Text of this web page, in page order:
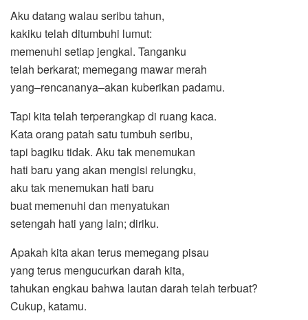
Aku datang walau seribu tahun,
kakiku telah ditumbuhi lumut:
memenuhi setiap jengkal. Tanganku
telah berkarat; memegang mawar merah
yang‒rencananya‒akan kuberikan padamu.
Tapi kita telah terperangkap di ruang kaca.
Kata orang patah satu tumbuh seribu,
tapi bagiku tidak. Aku tak menemukan
hati baru yang akan mengisi relungku,
aku tak menemukan hati baru
buat memenuhi dan menyatukan
setengah hati yang lain; diriku.
Apakah kita akan terus memegang pisau
yang terus mengucurkan darah kita,
tahukan engkau bahwa lautan darah telah terbuat?
Cukup, katamu.